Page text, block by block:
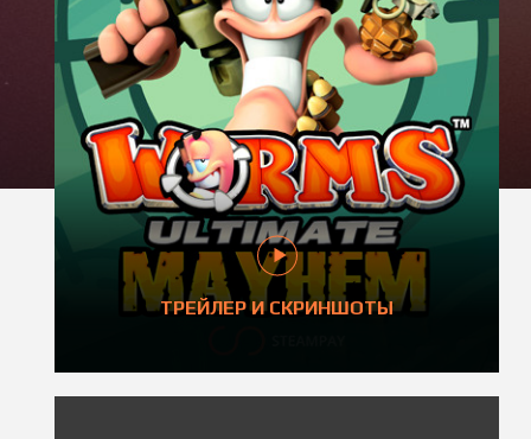
ТРЕЙЛЕР И СКРИНШОТЫ